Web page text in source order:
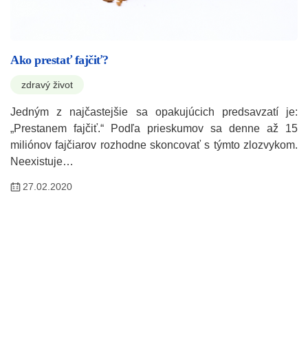
Ako prestať fajčiť?
zdravý život
Jedným z najčastejšie sa opakujúcich predsavzatí je:
„Prestanem fajčiť.“ Podľa prieskumov sa denne až 15
miliónov fajčiarov rozhodne skoncovať s týmto zlozvykom.
Neexistuje…
27.02.2020